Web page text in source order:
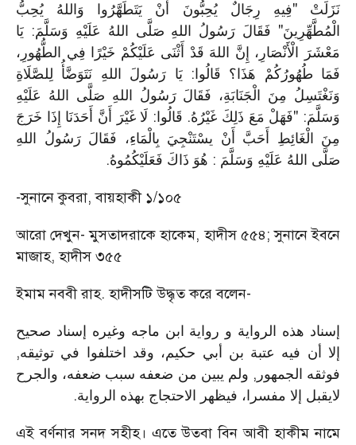
نَزَلَتْ "فِيهِ رِجَالٌ يُحِبُّونَ أَنْ يَتَطَهَّرُوا وَاللهُ يُحِبُّ
الْمُطَّهِّرِينَ" فَقَالَ رَسُولُ اللهِ صَلَّى اللهُ عَلَيْهِ وَسَلَّمَ: يَا
مَعْشَرَ الْأَنْصَارِ، إِنَّ اللهَ قَدْ أَثْنَى عَلَيْكُمْ خَيْرًا فِي الطُّهُورِ،
فَمَا طُهُورُكُمْ هَذَا؟ قَالُوا: يَا رَسُولَ اللهِ نَتَوَضَّأُ لِلصَّلَاةِ
وَنَغْتَسِلُ مِنَ الْجَنَابَةِ، فَقَالَ رَسُولُ اللهِ صَلَّى اللهُ عَلَيْهِ
وَسَلَّمَ: "فَهَلْ مَعَ ذَلِكَ غَيْرُهُ. قَالُوا: لَا غَيْرَ أَنَّ أَحَدَنَا إِذَا خَرَجَ
مِنَ الْغَائِطِ أَحَبَّ أَنْ يسْتَنْجِيَ بِالْمَاءِ، فَقَالَ رَسُولُ اللهِ
صَلَّى اللهُ عَلَيْهِ وَسَلَّمَ : هُوَ ذَاكَ فَعَلَيْكُمُوهُ.
-সুনানে কুবরা, বায়হাকী ১/১০৫
আরো দেখুন- মুসতাদরাকে হাকেম, হাদীস ৫৫৪; সুনানে ইবনে
মাজাহ, হাদীস ৩৫৫
ইমাম নববী রাহ. হাদীসটি উদ্ধৃত করে বলেন-
إسناد هذه الرواية و رواية ابن ماجه وغيره إسناد صحيح
إلا أن فيه عتبة بن أبي حكيم، وقد اختلفوا في توثيقه,
فوثقه الجمهور, ولم يبين من ضعفه سبب ضعفه، والجرح
لايقبل إلا مفسرا، فيظهر الاحتجاج بهذه الرواية.
এই বর্ণনার সনদ সহীহ। এতে উতবা বিন আবী হাকীম নামে